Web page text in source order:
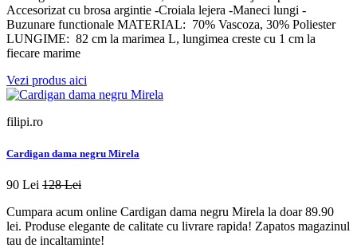
Accesorizat cu brosa argintie -Croiala lejera -Maneci lungi -
Buzunare functionale MATERIAL: 70% Vascoza, 30% Poliester
LUNGIME: 82 cm la marimea L, lungimea creste cu 1 cm la
fiecare marime
Vezi produs aici
filipi.ro
Cardigan dama negru Mirela
90 Lei 128 Lei
Cumpara acum online Cardigan dama negru Mirela la doar 89.90
lei. Produse elegante de calitate cu livrare rapida! Zapatos magazinul
tau de incaltaminte!